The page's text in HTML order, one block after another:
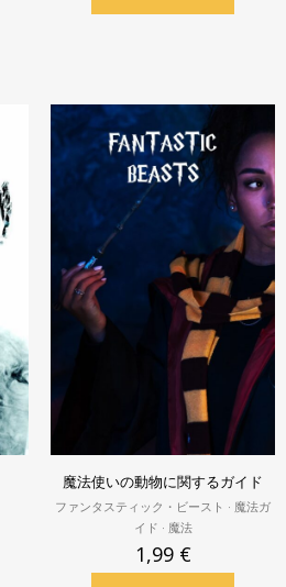
魔法使いの動物に関するガイド
ファンタスティック・ビースト · 魔法ガ
イド · 魔法
1,99 €